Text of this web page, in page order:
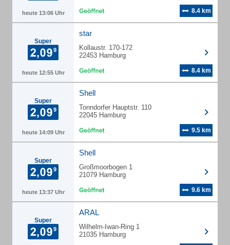
heute 13:06 Uhr 8.4 km
Super
heute 12:55 Uhr
star
Kollaustr. 170-172
22453 Hamburg
8.4 km
Super
heute 14:09 Uhr
Shell
Tonndorfer Hauptstr. 110
22045 Hamburg
9.5 km
Super
heute 13:37 Uhr
Shell
Großmoorbogen 1
21079 Hamburg
9.6 km
Super
ARAL
Wilhelm-Iwan-Ring 1
21035 Hamburg